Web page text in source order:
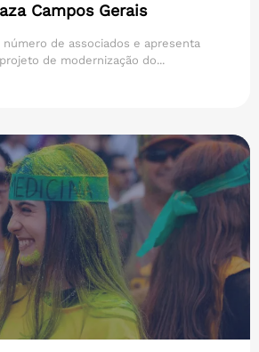
Campos Gerais
de associados e apresenta
de modernização do...